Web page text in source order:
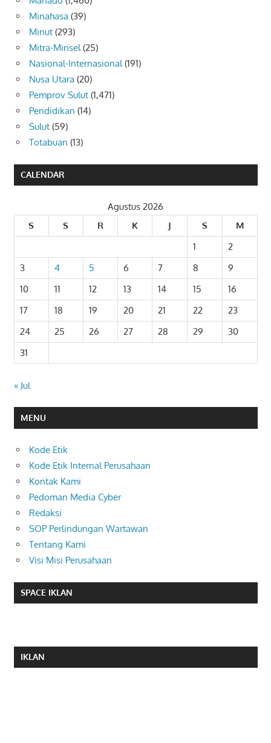
Minahasa (39)
Minut (293)
Mitra-Minsel(25)
Nasional-Internasional(191)
Nusa Utara (20)
Pemprov Sulut (1,471)
Pendidikan (14)
Sulut (59)
Totabuan (13)
CALENDAR
Agustus 2026
S
S R K J S
M
1
2
3
4 5 6 7 8
9
10
11 12 13 14 15
16
17
18 19 20 21 22
23
24
25 26 27 28 29
30
31
« Jul
MENU
Kode Etik
Kode Etik Internal Perusahaan
Kontak Kami
Pedoman Media Cyber
Redaksi
SOP Perlindungan Wartawan
Tentang Kami
Visi Misi Perusahaan
SPACE IKLAN
IKLAN